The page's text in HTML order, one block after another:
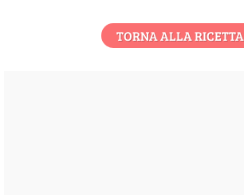
TORNA ALLA RICETTA